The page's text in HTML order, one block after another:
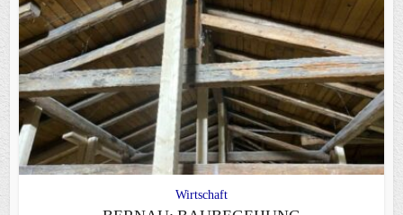
Wirtschaft